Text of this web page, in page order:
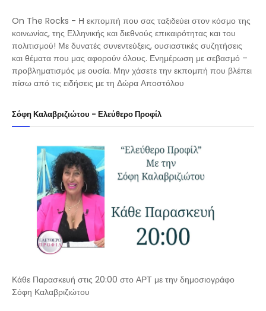
On The Rocks - Η εκπομπή που σας ταξιδεύει στον κόσμο της
κοινωνίας, της Ελληνικής και διεθνούς επικαιρότητας και του
πολιτισμού! Με δυνατές συνεντεύξεις, ουσιαστικές συζητήσεις
και θέματα που μας αφορούν όλους. Ενημέρωση με σεβασμό –
προβληματισμός με ουσία. Μην χάσετε την εκπομπή που βλέπει
πίσω από τις ειδήσεις με τη Δώρα Αποστόλου
Σόφη Καλαβριζιώτου - Ελεύθερο Προφίλ
Κάθε Παρασκευή στις 20:00 στο ΑΡΤ με την δημοσιογράφο
Σόφη Καλαβριζιώτου